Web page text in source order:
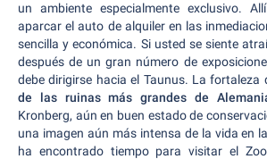
un ambiente especialmente exclusivo.
aparcar el auto de alquiler en las
sencilla y económica. Si usted se siente
después de un gran número de
debe dirigirse hacia el Taunus. La fortaleza
de las ruinas más grandes de
Kronberg, aún en buen estado de
una imagen aún más intensa de la vida en
ha encontrado tiempo para visitar el